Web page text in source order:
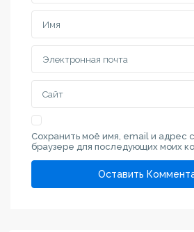
Сохранить моё имя, email и адрес
браузере для последующих моих